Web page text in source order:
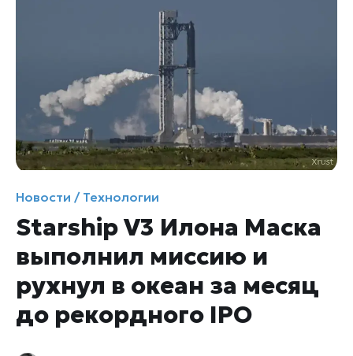
Новости / Технологии
Starship V3 Илона Маска
выполнил миссию и
рухнул в океан за месяц
до рекордного IPO